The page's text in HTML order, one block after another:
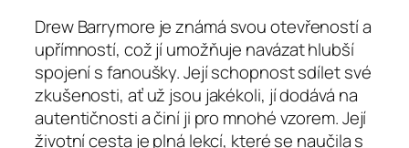
Drew Barrymore je známá svou otevřeností a
upřímností, což jí umožňuje navázat hlubší
spojení s fanoušky. Její schopnost sdílet své
zkušenosti, ať už jsou jakékoli, jí dodává na
autentičnosti a činí ji pro mnohé vzorem. Její
životní cesta je plná lekcí, které se naučila s